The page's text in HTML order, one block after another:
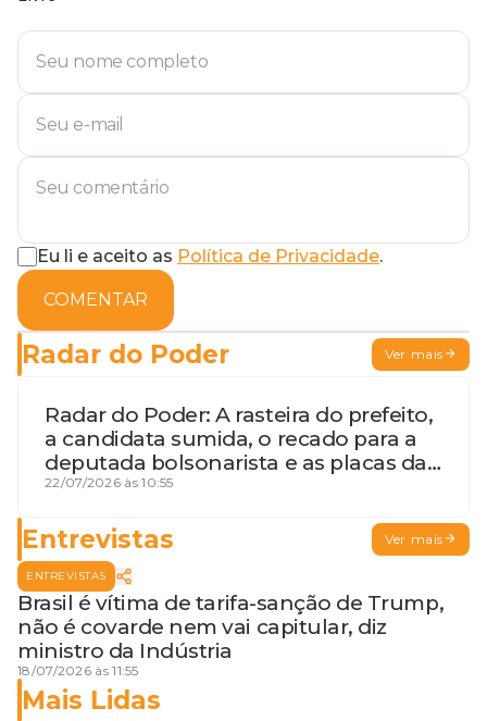
Eu li e aceito as Política de Privacidade.
COMENTAR
Radar do Poder Ver mais
Radar do Poder: A rasteira do prefeito,
a candidata sumida, o recado para a
deputada bolsonarista e as placas da
discórdia
22/07/2026 às 10:55
Entrevistas Ver mais
ENTREVISTAS
Brasil é vítima de tarifa-sanção de Trump,
não é covarde nem vai capitular, diz
ministro da Indústria
18/07/2026 às 11:55
Mais Lidas